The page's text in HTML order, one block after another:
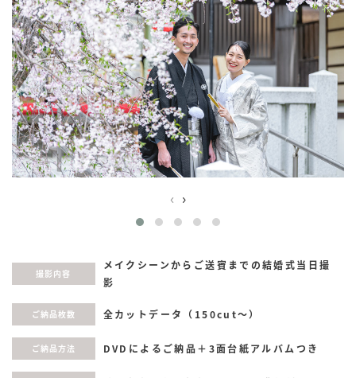
‹ ›
撮影内容
メイクシーンからご送賓までの結婚式当日撮
影
ご納品枚数 全カットデータ（150cut〜）
ご納品方法 DVDによるご納品＋3面台紙アルバムつき